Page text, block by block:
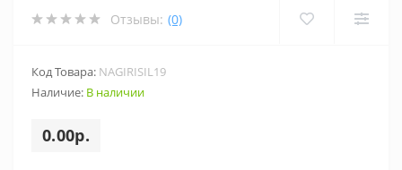
Отзывы: (0)
Код Товара: NAGIRISIL19
Наличие: В наличии
0.00р.